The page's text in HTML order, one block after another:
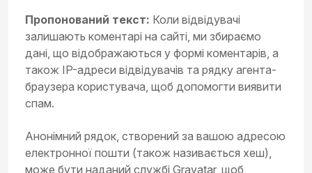
Пропонований текст: Коли відвідувачі
залишають коментарі на сайті, ми збираємо
дані, що відображаються у формі коментарів, а
також IP-адреси відвідувачів та рядку агента-
браузера користувача, щоб допомогти виявити
спам.
Анонімний рядок, створений за вашою адресою
електронної пошти (також називається хеш),
може бути наданий службі Gravatar, щоб